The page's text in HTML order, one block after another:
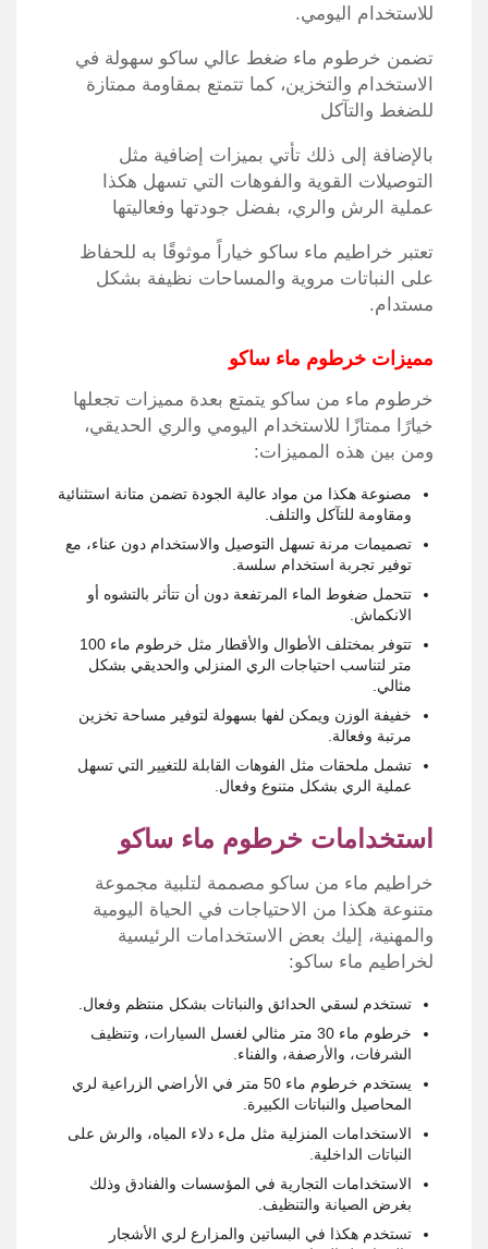
للاستخدام اليومي.
تضمن خرطوم ماء ضغط عالي ساكو سهولة في
الاستخدام والتخزين، كما تتمتع بمقاومة ممتازة
للضغط والتآكل
بالإضافة إلى ذلك تأتي بميزات إضافية مثل
التوصيلات القوية والفوهات التي تسهل هكذا
عملية الرش والري، بفضل جودتها وفعاليتها
تعتبر خراطيم ماء ساكو خياراً موثوقًا به للحفاظ
على النباتات مروية والمساحات نظيفة بشكل
مستدام.
مميزات خرطوم ماء ساكو
خرطوم ماء من ساكو يتمتع بعدة مميزات تجعلها
خيارًا ممتازًا للاستخدام اليومي والري الحديقي،
ومن بين هذه المميزات:
مصنوعة هكذا من مواد عالية الجودة تضمن متانة استثنائية
ومقاومة للتآكل والتلف.
تصميمات مرنة تسهل التوصيل والاستخدام دون عناء، مع
توفير تجربة استخدام سلسة.
تتحمل ضغوط الماء المرتفعة دون أن تتأثر بالتشوه أو
الانكماش.
تتوفر بمختلف الأطوال والأقطار مثل خرطوم ماء 100
متر لتناسب احتياجات الري المنزلي والحديقي بشكل
مثالي.
خفيفة الوزن ويمكن لفها بسهولة لتوفير مساحة تخزين
مرتبة وفعالة.
تشمل ملحقات مثل الفوهات القابلة للتغيير التي تسهل
عملية الري بشكل متنوع وفعال.
استخدامات خرطوم ماء ساكو
خراطيم ماء من ساكو مصممة لتلبية مجموعة
متنوعة هكذا من الاحتياجات في الحياة اليومية
والمهنية، إليك بعض الاستخدامات الرئيسية
لخراطيم ماء ساكو:
تستخدم لسقي الحدائق والنباتات بشكل منتظم وفعال.
خرطوم ماء 30 متر مثالي لغسل السيارات، وتنظيف
الشرفات، والأرصفة، والفناء.
يستخدم خرطوم ماء 50 متر في الأراضي الزراعية لري
المحاصيل والنباتات الكبيرة.
الاستخدامات المنزلية مثل ملء دلاء المياه، والرش على
النباتات الداخلية.
الاستخدامات التجارية في المؤسسات والفنادق وذلك
بغرض الصيانة والتنظيف.
تستخدم هكذا في البساتين والمزارع لري الأشجار